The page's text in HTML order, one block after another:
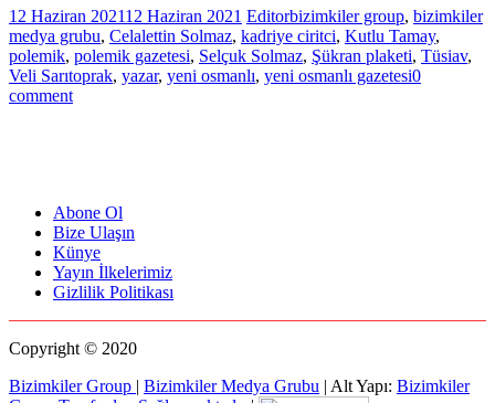
12 Haziran 202112 Haziran 2021 Editorbizimkiler group, bizimkiler
medya grubu, Celalettin Solmaz, kadriye ciritci, Kutlu Tamay,
polemik, polemik gazetesi, Selçuk Solmaz, Şükran plaketi, Tüsiav,
Veli Sarıtoprak, yazar, yeni osmanlı, yeni osmanlı gazetesi0
comment
Abone Ol
Bize Ulaşın
Künye
Yayın İlkelerimiz
Gizlilik Politikası
Copyright © 2020
Bizimkiler Group | Bizimkiler Medya Grubu | Alt Yapı: Bizimkiler